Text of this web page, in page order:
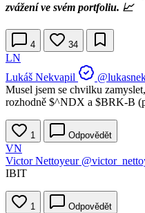
zvážení ve svém portfoliu. 📈
4 34
LN
Lukáš Nekvapil
Musel jsem se chvilku
rozhodně $^NDX a $BRK-B
1 Odpovědět
VN
Victor Nettoyeur
IBIT
1 Odpovědět